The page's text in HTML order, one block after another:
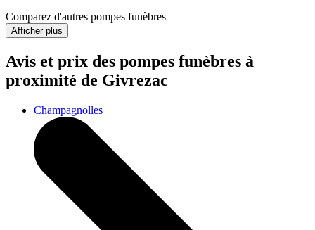
Comparez d'autres pompes funèbres
Afficher plus
Avis et prix des pompes funèbres à
proximité de Givrezac
Champagnolles